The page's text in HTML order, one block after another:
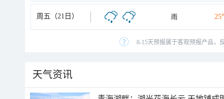
周五（21日） 雨
8-15天预报属于客观预报产品，
天气资讯